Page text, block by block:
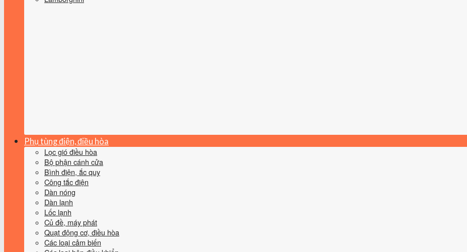
Phụ tùng điện, điều hòa
Lọc gió điều hòa
Bộ phận cánh cửa
Bình điện, ắc quy
Công tắc điện
Dàn nóng
Dàn lạnh
Lốc lạnh
Củ đề, máy phát
Quạt động cơ, điều hòa
Các loại cảm biến